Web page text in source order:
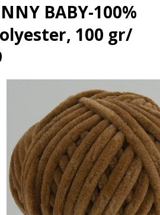
BABY-100%
100 gr/